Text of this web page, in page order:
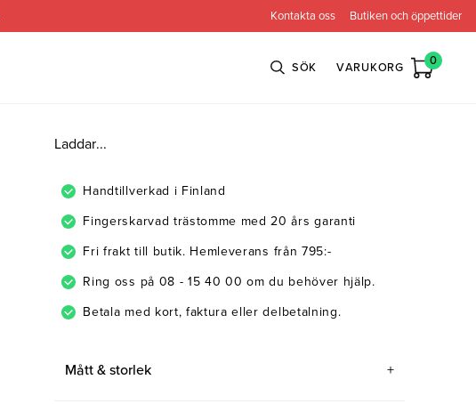
Kontakta oss Butiken och öppettider
SÖK VARUKORG 0
Bellus
Bröderna Anderssons
Burhéns
Conform
Furninova
Globen Lighting
Kleppe
Butiken
Intergritetspolicy
Laddar...
Handtillverkad i Finland
Fingerskarvad trästomme med 20 års garanti
Fri frakt till butik. Hemleverans från 795:-
Ring oss på 08 - 15 40 00 om du behöver hjälp.
Betala med kort, faktura eller delbetalning.
Mått & storlek